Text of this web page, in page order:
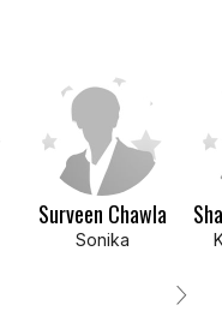
Surveen Chawla
Sonika